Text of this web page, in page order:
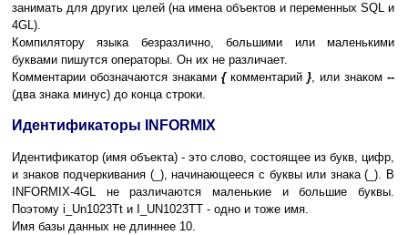
занимать для других целей (на имена объектов и переменных SQL и
4GL).
Компилятору языка безразлично, большими или маленькими
буквами пишутся операторы. Он их не различает.
Комментарии обозначаются знаками {комментарий }, или знаком --
(два знака минус) до конца строки.
Идентификаторы INFORMIX
Идентификатор (имя объекта) - это слово, состоящее из букв, цифр,
и знаков подчеркивания (_), начинающееся с буквы или знака (_). В
INFORMIX-4GL не различаются маленькие и большие буквы.
Поэтому i_Un1023Tt и I_UN1023TT - одно и тоже имя.
Имя базы данных не длиннее 10.